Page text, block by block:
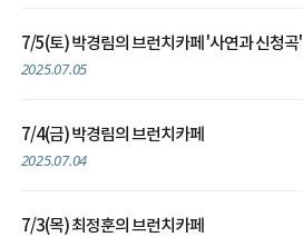
7/5(토) 박경림의 브런치카페 '사연과 신청곡'
2025.07.05
7/4(금) 박경림의 브런치카페
2025.07.04
7/3(목) 최정훈의 브런치카페